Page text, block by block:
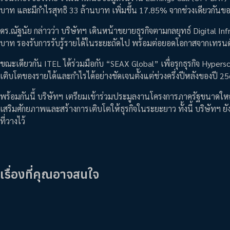
บาท และมีกำไรสุทธิ 33 ล้านบาท เพิ่มขึ้น 17.85% จากช่วงเดียวกัน
ดร.ณัฐนัย กล่าวว่า บริษัทฯ เดินหน้าขยายธุรกิจตามกลยุทธ์ Digital
บาท รองรับการรับรู้รายได้ในระยะถัดไป พร้อมต่อยอดโอกาสจากเท
ขณะเดียวกัน ITEL ได้ร่วมมือกับ “SEAX Global” เพื่อรุกธุรกิจ
เติบโตของรายได้และกำไรได้อย่างชัดเจนตั้งแต่ช่วงครึ่งปีหลังของปี
พร้อมกันนี้ บริษัทฯ เตรียมเข้าร่วมประมูลงานโครงการภาครัฐขนาดให
เสริมศักยภาพและสร้างการเติบโตให้ธุรกิจในระยะยาว ทั้งนี้ บริษัทฯ
ที่วางไว้
เรื่องที่คุณอาจสนใจ